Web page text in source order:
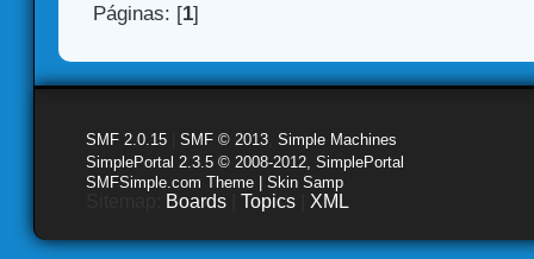
Páginas: [1]
SMF 2.0.15 SMF © 2013 Simple Machines
SimplePortal 2.3.5 © 2008-2012, SimplePortal
SMFSimple.com Theme | Skin Samp
Boards Topics XML